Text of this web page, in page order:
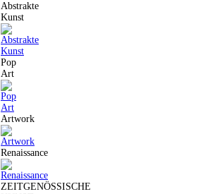
Abstrakte
Kunst
Pop
Art
Artwork
Renaissance
ZEITGENÖSSISCHE